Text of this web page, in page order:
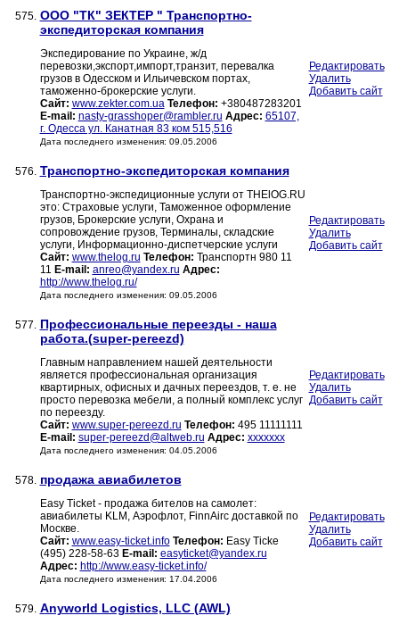
575. ООО "ТК" ЗЕКТЕР " Транспортно-
экспедиторская компания
Экспедирование по Украине, ж/д
перевозки,экспорт,импорт,транзит, перевалка
грузов в Одесском и Ильичевском портах,
таможенно-брокерские услуги.
Сайт: www.zekter.com.ua Телефон: +380487283201
E-mail: nasty-grasshoper@rambler.ru Адрес: 65107,
г. Одесса ул. Канатная 83 ком 515,516
Дата последнего изменения: 09.05.2006
Редактировать
Удалить
Добавить сайт
576. Транспортно-экспедиторская компания
Транспортно-экспедиционные услуги от THElOG.RU
это: Страховые услуги, Таможенное оформление
грузов, Брокерские услуги, Охрана и
сопровождение грузов, Терминалы, складские
услуги, Информационно-диспетчерские услуги
Сайт: www.thelog.ru Телефон: Транспортн 980 11
11 E-mail: anreo@yandex.ru Адрес:
http://www.thelog.ru/
Дата последнего изменения: 09.05.2006
Редактировать
Удалить
Добавить сайт
577. Профессиональные переезды - наша
работа.(super-pereezd)
Главным направлением нашей деятельности
является профессиональная организация
квартирных, офисных и дачных переездов, т. е. не
просто перевозка мебели, а полный комплекс услуг
по переезду.
Сайт: www.super-pereezd.ru Телефон: 495 11111111
E-mail: super-pereezd@altweb.ru Адрес: xxxxxxx
Дата последнего изменения: 04.05.2006
Редактировать
Удалить
Добавить сайт
578. продажа авиабилетов
Easy Ticket - продажа бителов на самолет:
авиабилеты KLM, Аэрофлот, FinnAirс доставкой по
Москве.
Сайт: www.easy-ticket.info Телефон: Easy Ticke
(495) 228-58-63 E-mail: easyticket@yandex.ru
Адрес: http://www.easy-ticket.info/
Дата последнего изменения: 17.04.2006
Редактировать
Удалить
Добавить сайт
579. Anyworld Logistics, LLC (AWL)